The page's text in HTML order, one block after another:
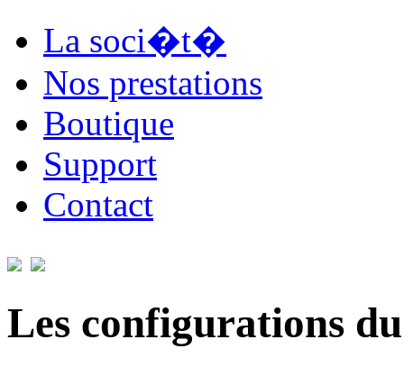
La soci�t�
Nos prestations
Boutique
Support
Contact
Les configurations